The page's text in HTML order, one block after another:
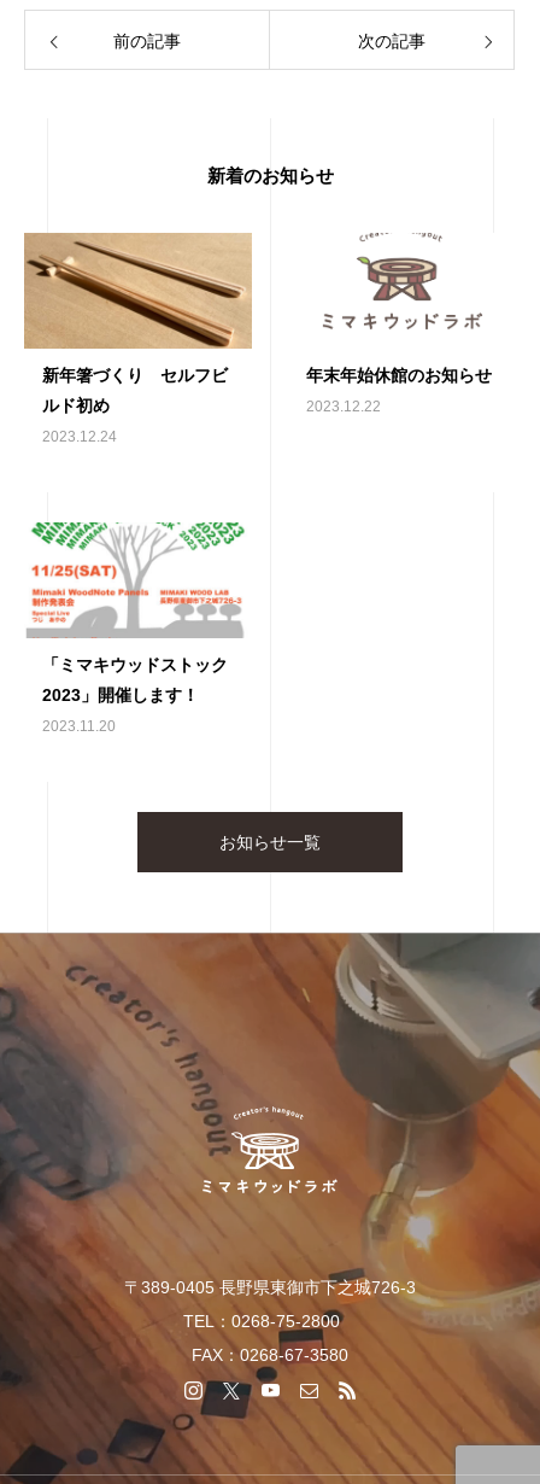
前の記事 次の記事
新着のお知らせ
新年箸づくり セルフビ
ルド初め
2023.12.24
年末年始休館のお知らせ
2023.12.22
「ミマキウッドストック
2023」開催します！
2023.11.20
お知らせ一覧
〒389-0405 長野県東御市下之城726-3
TEL：0268-75-2800
FAX：0268-67-3580